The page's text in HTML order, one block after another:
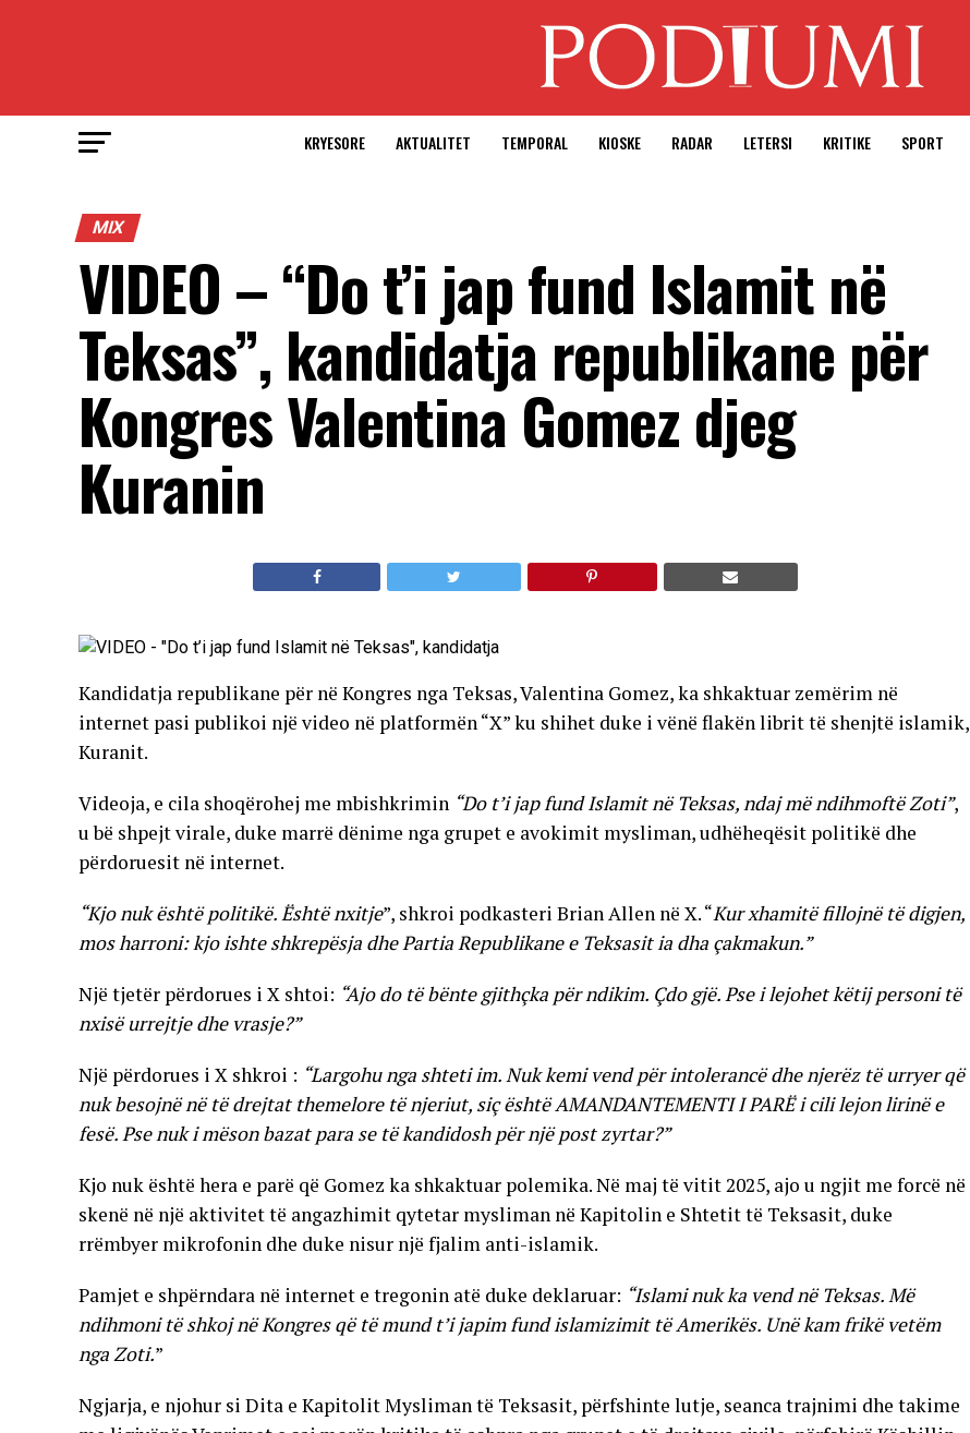
KRYESORE AKTUALITET TEMPORAL KIOSKE RADAR LETERSI KRITIKE SPORT
MIX
VIDEO – “Do t’i jap fund Islamit në
Teksas”, kandidatja republikane për
Kongres Valentina Gomez djeg
Kuranin
Kandidatja republikane për në Kongres nga Teksas, Valentina Gomez, ka shkaktuar zemërim në
internet pasi publikoi një video në platformën “X” ku shihet duke i vënë flakën librit të shenjtë islamik,
Kuranit.
Videoja, e cila shoqërohej me mbishkrimin “Do t’i jap fund Islamit në Teksas, ndaj më ndihmoftë Zoti”,
u bë shpejt virale, duke marrë dënime nga grupet e avokimit mysliman, udhëheqësit politikë dhe
përdoruesit në internet.
“Kjo nuk është politikë. Është nxitje”, shkroi podkasteri Brian Allen në X. “Kur xhamitë fillojnë të digjen,
mos harroni: kjo ishte shkrepësja dhe Partia Republikane e Teksasit ia dha çakmakun.”
Një tjetër përdorues i X shtoi: “Ajo do të bënte gjithçka për ndikim. Çdo gjë. Pse i lejohet këtij personi të
nxisë urrejtje dhe vrasje?”
Një përdorues i X shkroi : “Largohu nga shteti im. Nuk kemi vend për intolerancë dhe njerëz të urryer që
nuk besojnë në të drejtat themelore të njeriut, siç është AMANDANTEMENTI I PARË i cili lejon lirinë e
fesë. Pse nuk i mëson bazat para se të kandidosh për një post zyrtar?”
Kjo nuk është hera e parë që Gomez ka shkaktuar polemika. Në maj të vitit 2025, ajo u ngjit me forcë në
skenë në një aktivitet të angazhimit qytetar mysliman në Kapitolin e Shtetit të Teksasit, duke
rrëmbyer mikrofonin dhe duke nisur një fjalim anti-islamik.
Pamjet e shpërndara në internet e tregonin atë duke deklaruar: “Islami nuk ka vend në Teksas. Më
ndihmoni të shkoj në Kongres që të mund t’i japim fund islamizimit të Amerikës. Unë kam frikë vetëm
nga Zoti.”
Ngjarja, e njohur si Dita e Kapitolit Mysliman të Teksasit, përfshinte lutje, seanca trajnimi dhe takime